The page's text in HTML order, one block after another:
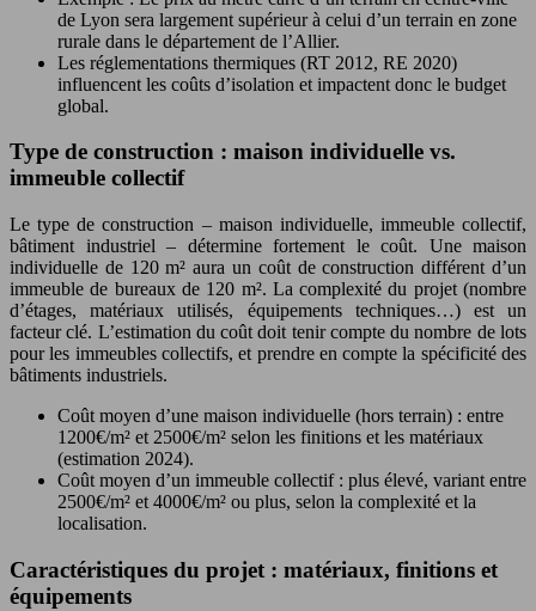
de Lyon sera largement supérieur à celui d’un terrain en zone
rurale dans le département de l’Allier.
Les réglementations thermiques (RT 2012, RE 2020)
influencent les coûts d’isolation et impactent donc le budget
global.
Type de construction : maison individuelle vs.
immeuble collectif
Le type de construction – maison individuelle, immeuble collectif,
bâtiment industriel – détermine fortement le coût. Une maison
individuelle de 120 m² aura un coût de construction différent d’un
immeuble de bureaux de 120 m². La complexité du projet (nombre
d’étages, matériaux utilisés, équipements techniques…) est un
facteur clé. L’estimation du coût doit tenir compte du nombre de lots
pour les immeubles collectifs, et prendre en compte la spécificité des
bâtiments industriels.
Coût moyen d’une maison individuelle (hors terrain) : entre
1200€/m² et 2500€/m² selon les finitions et les matériaux
(estimation 2024).
Coût moyen d’un immeuble collectif : plus élevé, variant entre
2500€/m² et 4000€/m² ou plus, selon la complexité et la
localisation.
Caractéristiques du projet : matériaux, finitions et
équipements